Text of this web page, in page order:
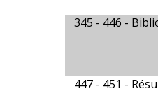
345 - 446 -
447 - 451 -